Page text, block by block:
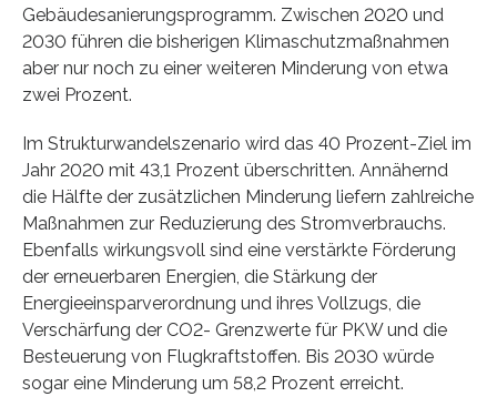
Gebäudesanierungsprogramm. Zwischen 2020 und
2030 führen die bisherigen Klimaschutzmaßnahmen
aber nur noch zu einer weiteren Minderung von etwa
zwei Prozent.
Im Strukturwandelszenario wird das 40 Prozent-Ziel im
Jahr 2020 mit 43,1 Prozent überschritten. Annähernd
die Hälfte der zusätzlichen Minderung liefern zahlreiche
Maßnahmen zur Reduzierung des Stromverbrauchs.
Ebenfalls wirkungsvoll sind eine verstärkte Förderung
der erneuerbaren Energien, die Stärkung der
Energieeinsparverordnung und ihres Vollzugs, die
Verschärfung der CO2- Grenzwerte für PKW und die
Besteuerung von Flugkraftstoffen. Bis 2030 würde
sogar eine Minderung um 58,2 Prozent erreicht.